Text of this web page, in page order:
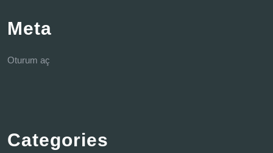
Meta
Oturum aç
Categories